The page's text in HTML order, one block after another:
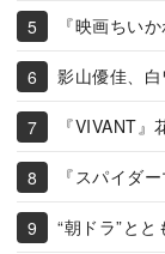
『映画ちい
影山優佳、
『VIVANT
『スパイダ
“朝ドラ”と